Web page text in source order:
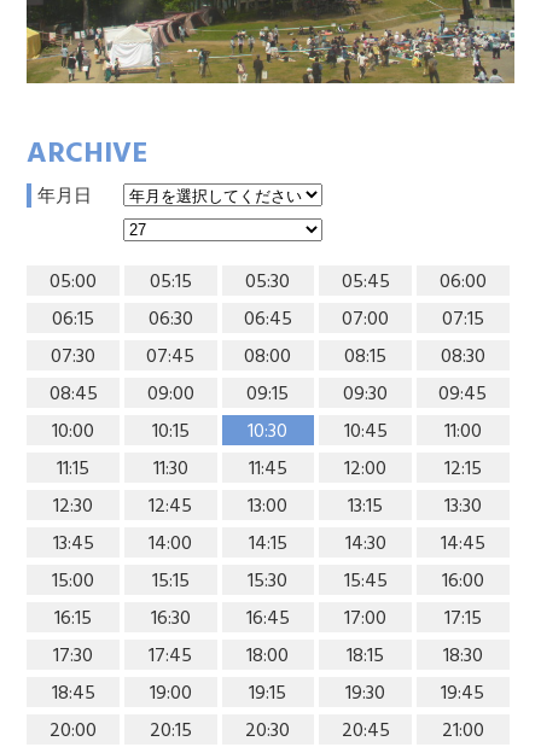
ARCHIVE
年月日
05:00 05:15 05:30 05:45
06:00
06:15
06:30 06:45 07:00
07:15
07:30
07:45 08:00 08:15
08:30
08:45
09:00 09:15 09:30
09:45
10:00
10:15 10:30 10:45
11:00
11:15
11:30 11:45 12:00
12:15
12:30
12:45 13:00 13:15
13:30
13:45
14:00 14:15 14:30
14:45
15:00
15:15 15:30 15:45
16:00
16:15
16:30 16:45 17:00
17:15
17:30
17:45 18:00 18:15
18:30
18:45
19:00 19:15 19:30
19:45
20:00
20:15 20:30 20:45 21:00